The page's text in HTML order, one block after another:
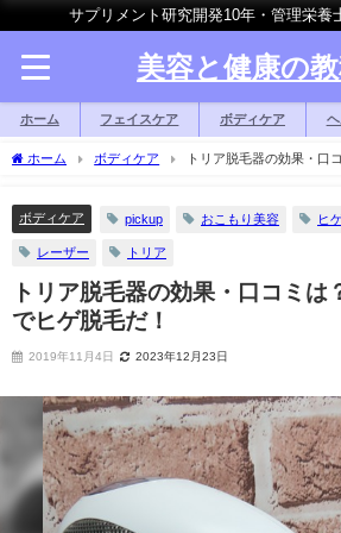
サプリメント研究開発10年・管理栄養
美容と健康の
ホーム フェイスケア ボディケア
ホーム ボディケア
トリア脱毛器の効果・口
ボディケア pickup おこもり美容 ヒ
レーザー トリア
トリア脱毛器の効果・口コミは
でヒゲ脱毛だ！
2019年11月4日 2023年12月23日